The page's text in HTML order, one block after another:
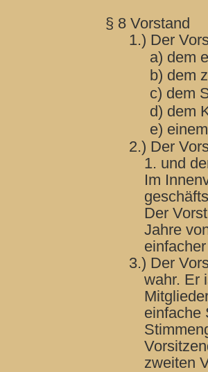
§ 8 Vorstand
1.) Der
a) dem
b) dem
c) dem
d) dem
e)
2.) Der
1. und
Im
Der
Jahre
3.) Der
wahr. Er
einfache
zweiten